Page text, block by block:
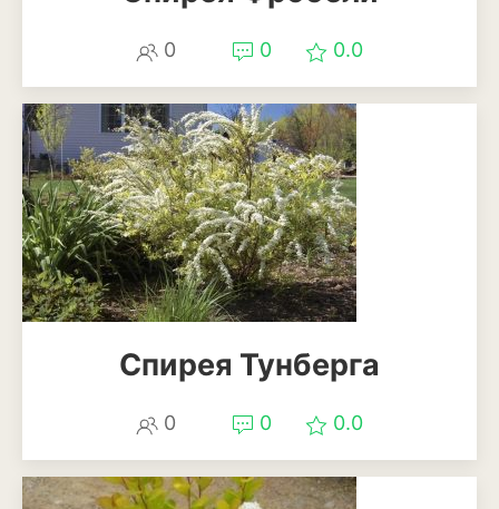
0 0 0.0
Спирея Тунберга
0 0 0.0